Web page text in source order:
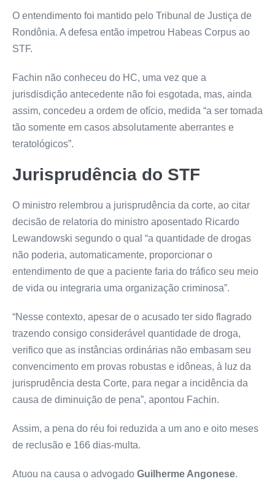
O entendimento foi mantido pelo Tribunal de Justiça de
Rondônia. A defesa então impetrou Habeas Corpus ao
STF.
Fachin não conheceu do HC, uma vez que a
jurisdisdição antecedente não foi esgotada, mas, ainda
assim, concedeu a ordem de ofício, medida “a ser tomada
tão somente em casos absolutamente aberrantes e
teratológicos”.
Jurisprudência do STF
O ministro relembrou a jurisprudência da corte, ao citar
decisão de relatoria do ministro aposentado Ricardo
Lewandowski segundo o qual “a quantidade de drogas
não poderia, automaticamente, proporcionar o
entendimento de que a paciente faria do tráfico seu meio
de vida ou integraria uma organização criminosa”.
“Nesse contexto, apesar de o acusado ter sido flagrado
trazendo consigo considerável quantidade de droga,
verifico que as instâncias ordinárias não embasam seu
convencimento em provas robustas e idôneas, à luz da
jurisprudência desta Corte, para negar a incidência da
causa de diminuição de pena”, apontou Fachin.
Assim, a pena do réu foi reduzida a um ano e oito meses
de reclusão e 166 dias-multa.
Atuou na causa o advogado Guilherme Angonese.